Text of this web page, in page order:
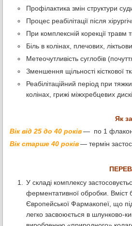
Профілактика змін структури
Процес реабілітації після
При комплексній корекції травм
Біль в колінах, плечових,
Метеочутливість суглобів
Зменшення щільності кісткової
Реабілітаційний період при
колінах, грижі міжхребцевих
Як
Вік від 25 до 40 років— по 1
Вік старше 40 років— термін
У складі комплексу
ферментативної обробки. Вміст
Європейської Фармакопеї, що
легко засвоюється в шлунково-